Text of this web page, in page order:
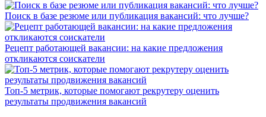
Поиск в базе резюме или публикация вакансий: что лучше?
Рецепт работающей вакансии: на какие предложения
откликаются соискатели
Топ-5 метрик, которые помогают рекрутеру оценить
результаты продвижения вакансий